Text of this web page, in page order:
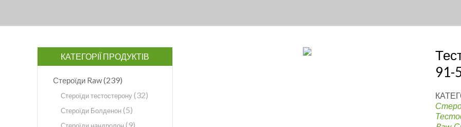
91-
КАТЕГОРІЇ ПРОДУКТІВ
Стероїди Raw(239)
Стероїди тестостерону(32)
Стероїди Болденон(5)
(9)